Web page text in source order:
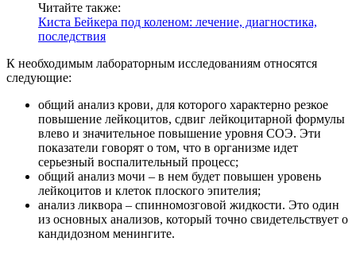
Читайте также:
Киста Бейкера под коленом: лечение, диагностика,
последствия
К необходимым лабораторным исследованиям относятся
следующие:
общий анализ крови, для которого характерно резкое
повышение лейкоцитов, сдвиг лейкоцитарной формулы
влево и значительное повышение уровня СОЭ. Эти
показатели говорят о том, что в организме идет
серьезный воспалительный процесс;
общий анализ мочи – в нем будет повышен уровень
лейкоцитов и клеток плоского эпителия;
анализ ликвора – спинномозговой жидкости. Это один
из основных анализов, который точно свидетельствует о
кандидозном менингите.